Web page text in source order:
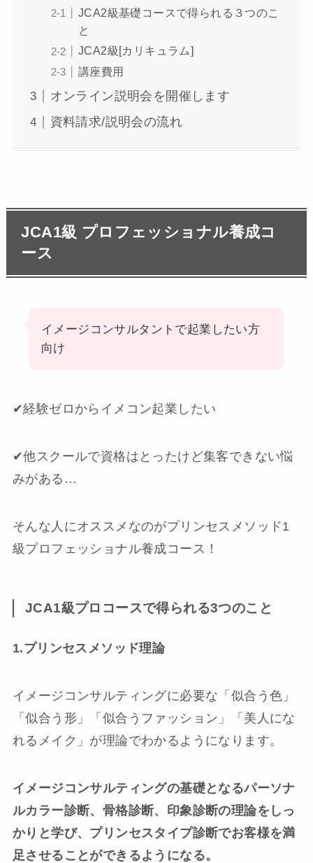
JCA2級基礎コースで得られる３つのこ
と
JCA2級[カリキュラム]
講座費用
オンライン説明会を開催します
資料請求/説明会の流れ
JCA1級 プロフェッショナル養成コ
ース
イメージコンサルタントで起業したい方
向け
✔︎経験ゼロからイメコン起業したい
✔︎他スクールで資格はとったけど集客できない悩
みがある…
そんな人にオススメなのがプリンセスメソッド1
級プロフェッショナル養成コース！
JCA1級プロコースで得られる3つのこと
1.プリンセスメソッド理論
イメージコンサルティングに必要な「似合う色」
「似合う形」「似合うファッション」「美人にな
れるメイク」が理論でわかるようになります。
イメージコンサルティングの基礎となるパーソナ
ルカラー診断、骨格診断、印象診断の理論をしっ
かりと学び、プリンセスタイプ診断でお客様を満
足させることができるようになる。